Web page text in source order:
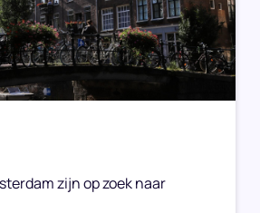
zijn op zoek naar